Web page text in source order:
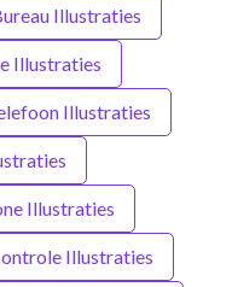
Illustraties
Illustraties
Illustraties
Illustraties
Illustraties